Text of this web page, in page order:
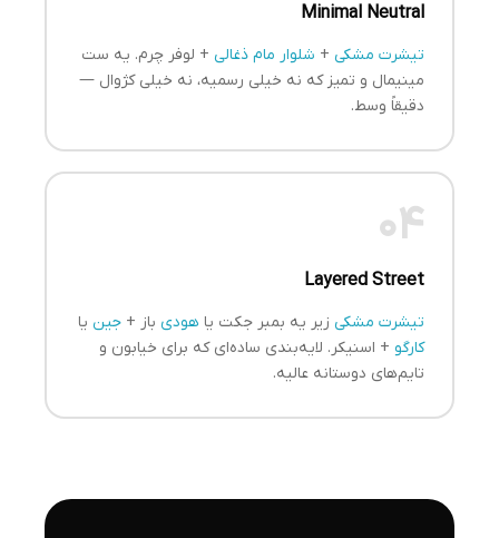
Minimal Neutral
تیشرت مشکی + شلوار مام ذغالی + لوفر چرم. یه ست
مینیمال و تمیز که نه خیلی رسمیه، نه خیلی کژوال —
دقیقاً وسط.
04
Layered Street
تیشرت مشکی زیر یه بمبر جکت یا هودی باز +جین یا
کارگو + اسنیکر. لایه‌بندی ساده‌ای که برای خیابون و
تایم‌های دوستانه عالیه.